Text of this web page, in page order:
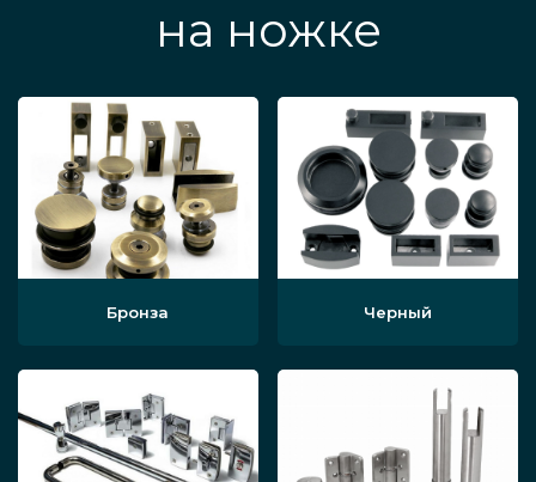
на ножке
Бронза Черный